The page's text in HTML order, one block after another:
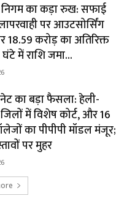
का कड़ा रुख: सफाई
पर आउटसोर्सिंग
₹18.59 करोड़ का अतिरिक्त
घंटे में राशि जमा...
का बड़ा फैसला: हेली-
में विशेष कोर्ट, और 16
का पीपीपी मॉडल मंजूर;
पर मुहर